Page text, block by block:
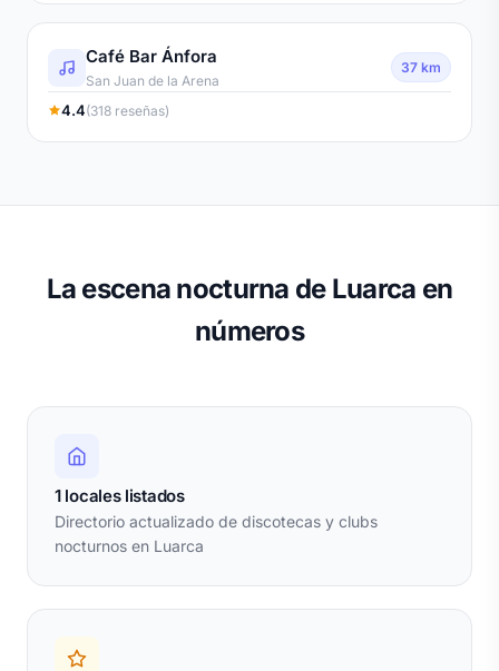
Café Bar Ánfora
San Juan de la Arena
37 km
4.4(318 reseñas)
La escena nocturna de Luarca en
números
1 locales listados
Directorio actualizado de discotecas y clubs
nocturnos en Luarca